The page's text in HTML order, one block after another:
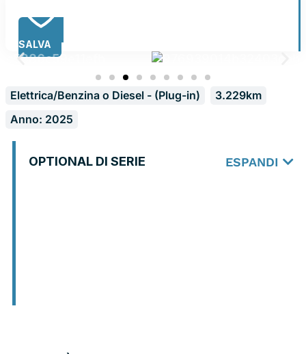
SALVA
Elettrica/Benzina o Diesel - (Plug-in)
3.229km
Anno: 2025
OPTIONAL DI SERIE ESPANDI